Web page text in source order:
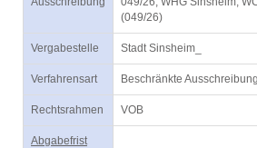
(049/26)
Vergabestelle Stadt Sinsheim_
Verfahrensart Beschränkte Ausschreibung
Rechtsrahmen VOB
Abgabefrist